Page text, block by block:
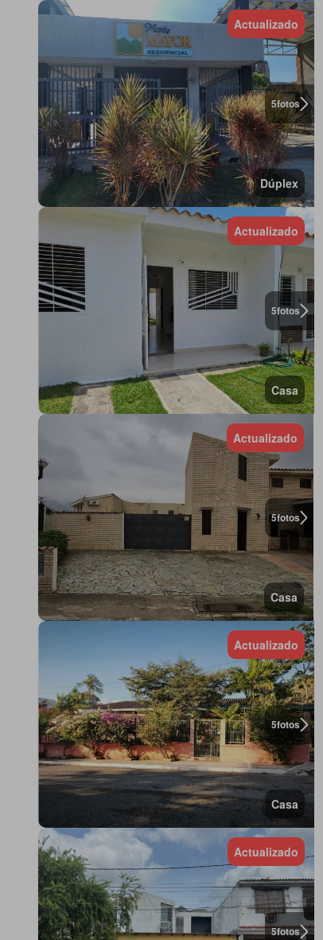
5fotos
Actualizado
Dúplex
5fotos
Actualizado
Casa
5fotos
Actualizado
Casa
5fotos
Actualizado
Casa
5fotos
Actualizado